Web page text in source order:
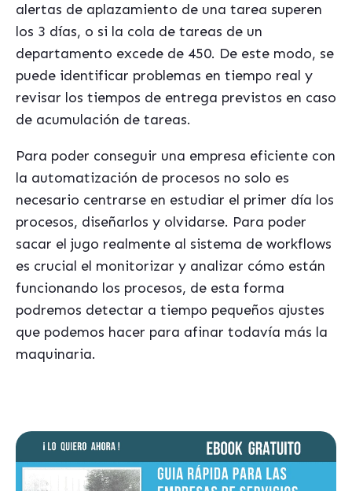
alertas de aplazamiento de una tarea superen
los 3 días, o si la cola de tareas de un
departamento excede de 450. De este modo, se
puede identificar problemas en tiempo real y
revisar los tiempos de entrega previstos en caso
de acumulación de tareas.
Para poder conseguir una empresa eficiente con
la automatización de procesos no solo es
necesario centrarse en estudiar el primer día los
procesos, diseñarlos y olvidarse. Para poder
sacar el jugo realmente al sistema de workflows
es crucial el monitorizar y analizar cómo están
funcionando los procesos, de esta forma
podremos detectar a tiempo pequeños ajustes
que podemos hacer para afinar todavía más la
maquinaria.